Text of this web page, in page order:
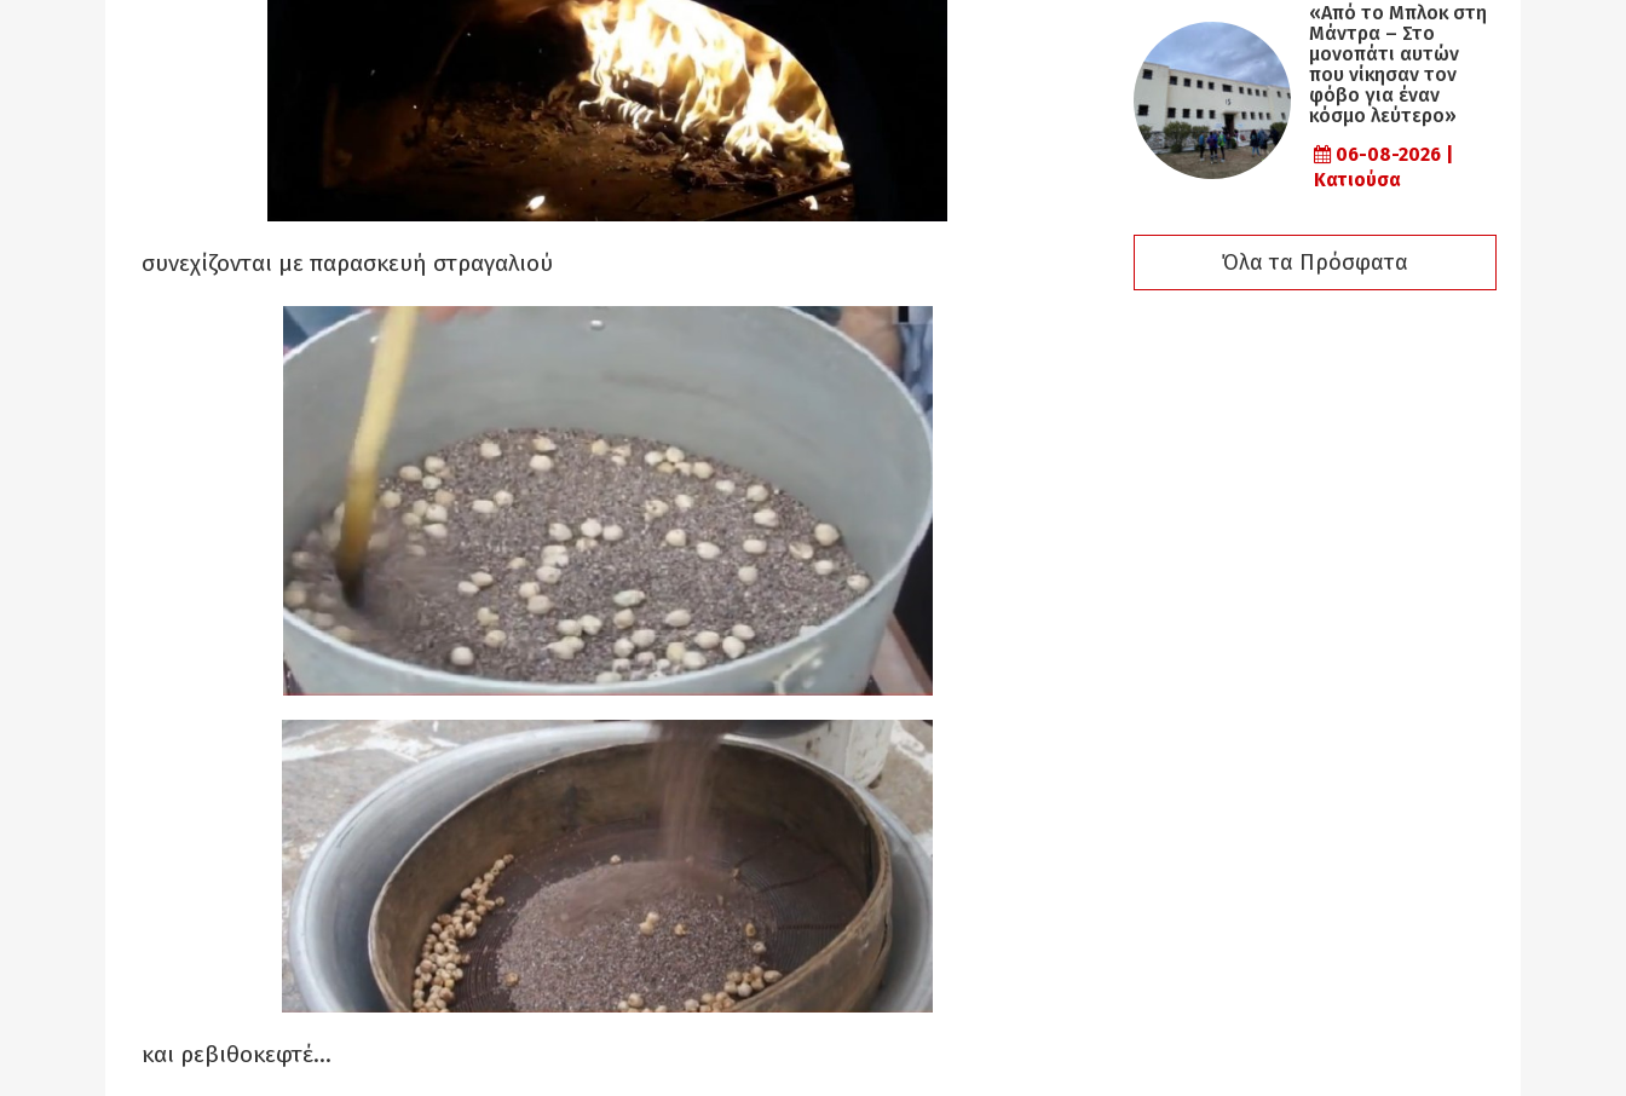
συνεχίζονται με παρασκευή στραγαλιού
και ρεβιθοκεφτέ…
«Από το Μπλοκ στη
Μάντρα – Στο
μονοπάτι αυτών
που νίκησαν τον
φόβο για έναν
κόσμο λεύτερο»
06-08-2026 |
Κατιούσα
Όλα τα Πρόσφατα